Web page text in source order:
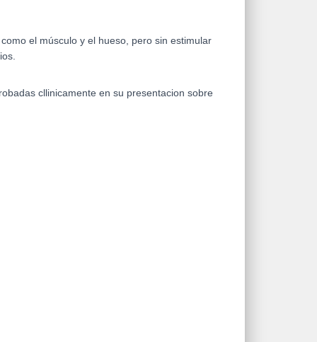
el músculo y el hueso, pero sin estimular
cllinicamente en su presentacion sobre